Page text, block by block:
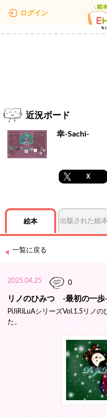
ログイン
近況ボード
幸-Sachi-
X
絵本 出版された絵
一覧に戻る
2025.04.25 0
リノのひみつ -最初の一歩-
PiJiRiLuAシリーズVol.1.5リノ
た。